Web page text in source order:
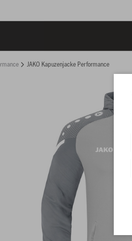
JAKO Kapuzenjacke Performance